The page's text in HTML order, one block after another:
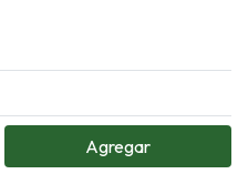
Agregar